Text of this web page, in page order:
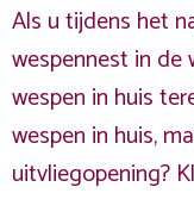
Als u tijdens het
wespennest in de
wespen in huis
wespen in huis,
uitvliegopening?